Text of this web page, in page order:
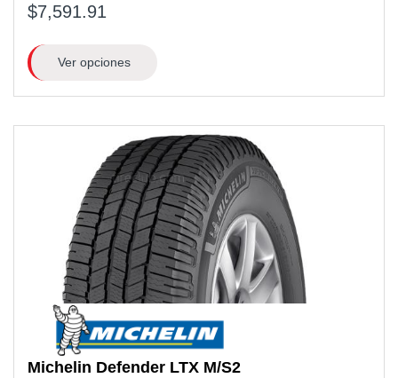
$7,591.91
Ver opciones
Michelin Defender LTX M/S2